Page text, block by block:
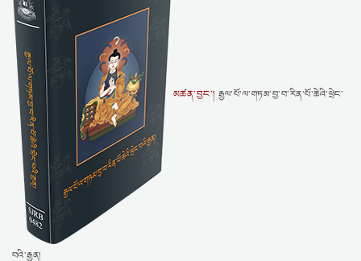
མཚན་བྱང་། རྒྱལ་པོ་ལ་གཏམ་བྱ་བ་རིན་པོ་ཆེའི་ཕྲེང་
བའི་རྒྱན།